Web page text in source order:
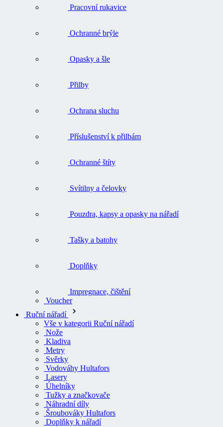
Pracovní rukavice
Ochranné brýle
Opasky a šle
Přilby
Ochrana sluchu
Příslušenství k přilbám
Ochranné štíty
Svítilny a čelovky
Pouzdra, kapsy a opasky na nářadí
Tašky a batohy
Doplňky
Impregnace, čištění
Voucher
Ruční nářadí
Vše v kategorii Ruční nářadí
Nože
Kladiva
Metry
Svěrky
Vodováhy Hultafors
Lasery
Úhelníky
Tužky a značkovače
Náhradní díly
Šroubováky Hultafors
Doplňky k nářadí